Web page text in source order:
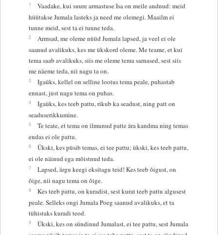
1
Vaadake, kui suure armastuse Isa on meile andnud: meid
hüütakse Jumala lasteks ja need me olemegi. Maailm ei
tunne meid, sest ta ei tunne teda.
2
Armsad, me oleme nüüd Jumala lapsed, ja veel ei ole
saanud avalikuks, kes me ükskord oleme. Me teame, et kui
tema saab avalikuks, siis me oleme tema sarnased, sest siis
me näeme teda, nii nagu ta on.
3
Igaüks, kellel on selline lootus tema peale, puhastab
ennast, just nagu tema on puhas.
4
Igaüks, kes teeb pattu, rikub ka seadust, ning patt on
seaduserikkumine.
5
Te teate, et tema on ilmunud patte ära kandma ning temas
endas ei ole pattu.
6
Ükski, kes püsib temas, ei tee pattu; ükski, kes teeb pattu,
ei ole näinud ega mõistnud teda.
7
Lapsed, ärgu keegi eksitagu teid! Kes teeb õigust, on
õige, nii nagu tema on õige.
8
Kes teeb pattu, on kuradist, sest kurat teeb pattu algusest
peale. Selleks ongi Jumala Poeg saanud avalikuks, et ta
tühistaks kuradi teod.
9
Ükski, kes on sündinud Jumalast, ei tee pattu, sest Jumala